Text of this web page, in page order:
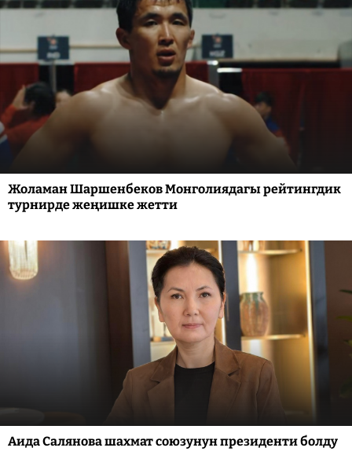
Жоламан Шаршенбеков Монголиядагы рейтингдик
турнирде жеңишке жетти
Аида Салянова шахмат союзунун президенти болду